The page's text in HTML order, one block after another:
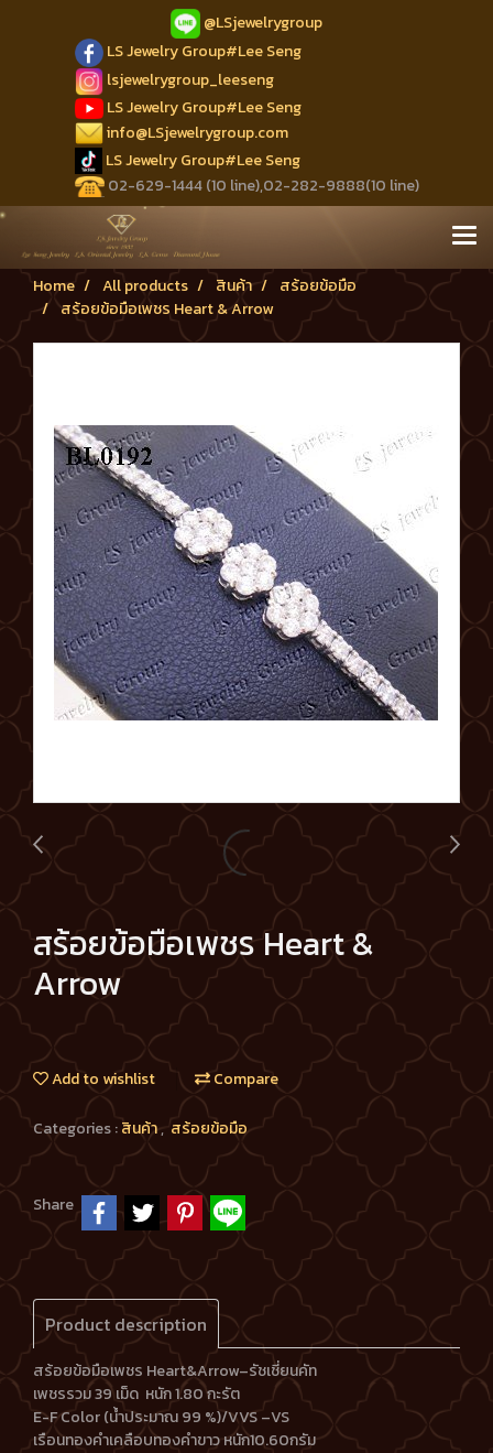
@LSjewelrygroup
LS Jewelry Group#Lee Seng
lsjewelrygroup_leeseng
LS Jewelry Group#Lee Seng
info@LSjewelrygroup.com
LS Jewelry Group#Lee Seng
02-629-1444 (10 line),02-282-9888(10 line)
Home All products สินค้า
สร้อยข้อมือ
สร้อยข้อมือเพชร Heart & Arrow
สร้อยข้อมือเพชร Heart &
Arrow
Add to wishlist Compare
Categories :สินค้า, สร้อยข้อมือ
Share
Product description
สร้อยข้อมือเพชร Heart&Arrow–รัชเชี่ยนคัท
เพชรรวม 39 เม็ด หนัก 1.80 กะรัต
E-F Color (น้ำประมาณ 99 %)/VVS –VS
เรือนทองคำเคลือบทองคำขาว หนัก10.60กรัม